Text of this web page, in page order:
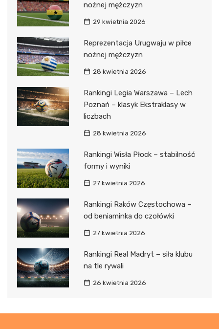
nożnej mężczyzn
29 kwietnia 2026
Reprezentacja Urugwaju w piłce
nożnej mężczyzn
28 kwietnia 2026
Rankingi Legia Warszawa – Lech
Poznań – klasyk Ekstraklasy w
liczbach
28 kwietnia 2026
Rankingi Wisła Płock – stabilność
formy i wyniki
27 kwietnia 2026
Rankingi Raków Częstochowa –
od beniaminka do czołówki
27 kwietnia 2026
Rankingi Real Madryt – siła klubu
na tle rywali
26 kwietnia 2026